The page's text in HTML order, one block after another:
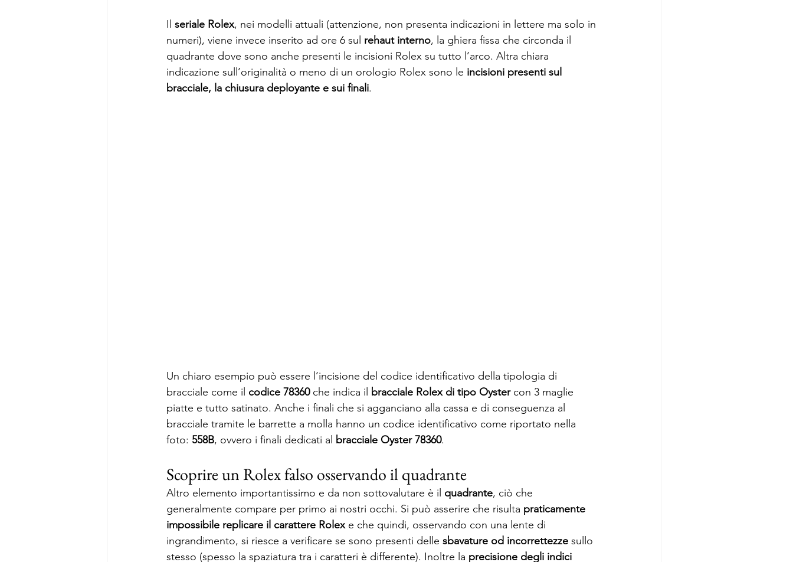
Il seriale Rolex, nei modelli attuali (attenzione, non presenta indicazioni in lettere ma solo in
numeri), viene invece inserito ad ore 6 sul rehaut interno, la ghiera fissa che circonda il
quadrante dove sono anche presenti le incisioni Rolex su tutto l’arco. Altra chiara
indicazione sull’originalità o meno di un orologio Rolex sono le incisioni presenti sul
bracciale, la chiusura deployante e sui finali.
Un chiaro esempio può essere l’incisione del codice identificativo della tipologia di
bracciale come il codice 78360 che indica il bracciale Rolex di tipo Oyster con 3 maglie
piatte e tutto satinato. Anche i finali che si agganciano alla cassa e di conseguenza al
bracciale tramite le barrette a molla hanno un codice identificativo come riportato nella
foto: 558B, ovvero i finali dedicati al bracciale Oyster 78360.
Scoprire un Rolex falso osservando il quadrante
Altro elemento importantissimo e da non sottovalutare è il quadrante, ciò che
generalmente compare per primo ai nostri occhi. Si può asserire che risulta praticamente
impossibile replicare il carattere Rolex e che quindi, osservando con una lente di
ingrandimento, si riesce a verificare se sono presenti delle sbavature od incorrettezze sullo
stesso (spesso la spaziatura tra i caratteri è differente). Inoltre la precisione degli indici